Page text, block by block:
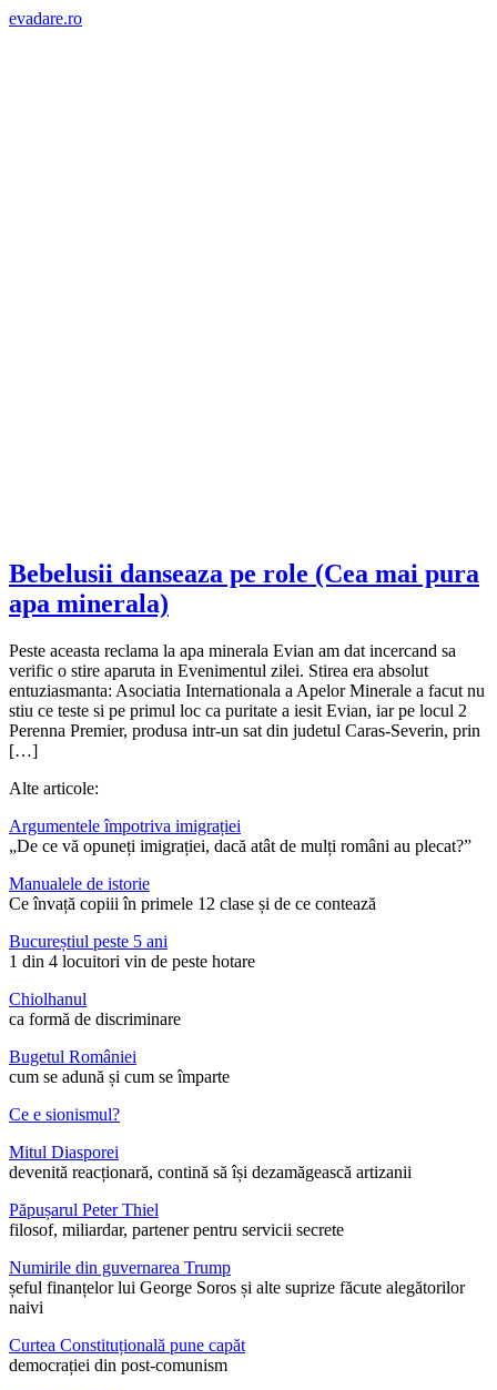
evadare.ro
Bebelusii danseaza pe role (Cea mai pura
apa minerala)
Peste aceasta reclama la apa minerala Evian am dat incercand sa
verific o stire aparuta in Evenimentul zilei. Stirea era absolut
entuziasmanta: Asociatia Internationala a Apelor Minerale a facut nu
stiu ce teste si pe primul loc ca puritate a iesit Evian, iar pe locul 2
Perenna Premier, produsa intr-un sat din judetul Caras-Severin, prin
[…]
Alte articole:
Argumentele împotriva imigrației
„De ce vă opuneți imigrației, dacă atât de mulți români au plecat?”
Manualele de istorie
Ce învață copiii în primele 12 clase și de ce contează
Bucureștiul peste 5 ani
1 din 4 locuitori vin de peste hotare
Chiolhanul
ca formă de discriminare
Bugetul României
cum se adună și cum se împarte
Ce e sionismul?
Mitul Diasporei
devenită reacționară, contină să își dezamăgească artizanii
Păpușarul Peter Thiel
filosof, miliardar, partener pentru servicii secrete
Numirile din guvernarea Trump
șeful finanțelor lui George Soros și alte suprize făcute alegătorilor
naivi
Curtea Constituțională pune capăt
democrației din post-comunism